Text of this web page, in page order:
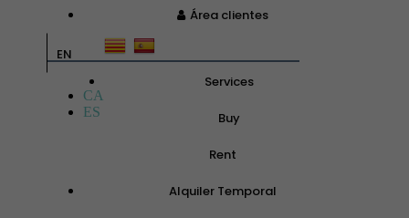
Área clientes
EN
CA
ES
Services
Buy
Rent
Alquiler Temporal